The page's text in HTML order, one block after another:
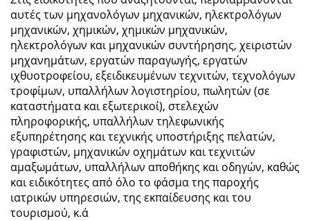
αυτές των μηχανολόγων μηχανικών, ηλεκτρολόγων
μηχανικών, χημικών, χημικών μηχανικών,
ηλεκτρολόγων και μηχανικών συντήρησης, χειριστών
μηχανημάτων, εργατών παραγωγής, εργατών
ιχθυοτροφείου, εξειδικευμένων τεχνιτών, τεχνολόγων
τροφίμων, υπαλλήλων λογιστηρίου, πωλητών (σε
καταστήματα και εξωτερικοί), στελεχών
πληροφορικής, υπαλλήλων τηλεφωνικής
εξυπηρέτησης και τεχνικής υποστήριξης πελατών,
γραφιστών, μηχανικών οχημάτων και τεχνιτών
αμαξωμάτων, υπαλλήλων αποθήκης και οδηγών, καθώς
και ειδικότητες από όλο το φάσμα της παροχής
ιατρικών υπηρεσιών, της εκπαίδευσης και του
τουρισμού, κ.ά